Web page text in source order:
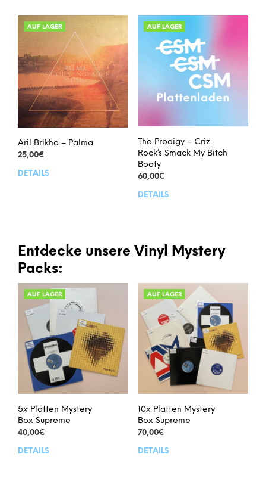
AUF LAGER
Aril Brikha – Palma
25,00€
DETAILS
AUF LAGER
The Prodigy – Criz
Rock’s Smack My Bitch
Booty
60,00€
DETAILS
Entdecke unsere Vinyl Mystery
Packs:
AUF LAGER
5x Platten Mystery
Box Supreme
40,00€
DETAILS
Dieses
AUF LAGER
10x Platten Mystery
Box Supreme
70,00€
DETAILS